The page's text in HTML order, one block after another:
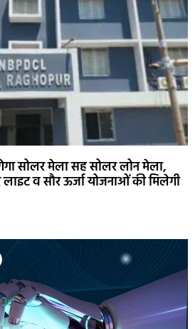
सोलर मेला सह सोलर लोन मेला,
व सौर ऊर्जा योजनाओं की मिलेगी